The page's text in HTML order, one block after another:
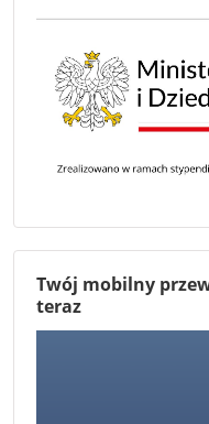
Twój mobilny
teraz